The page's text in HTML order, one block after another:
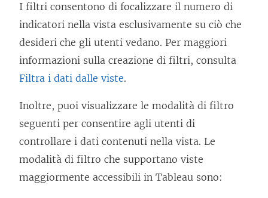
I filtri consentono di focalizzare il numero di
indicatori nella vista esclusivamente su ciò che
desideri che gli utenti vedano. Per maggiori
informazioni sulla creazione di filtri, consulta
Filtra i dati dalle viste.
Inoltre, puoi visualizzare le modalità di filtro
seguenti per consentire agli utenti di
controllare i dati contenuti nella vista. Le
modalità di filtro che supportano viste
maggiormente accessibili in Tableau sono: